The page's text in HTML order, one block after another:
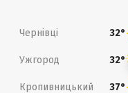
Чернівці 32°
Ужгород 32°
Кропивницький 37°